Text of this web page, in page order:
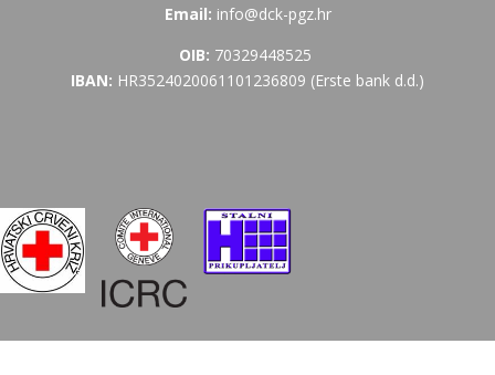
Email: info@dck-pgz.hr
OIB: 70329448525
IBAN: HR3524020061101236809 (Erste bank d.d.)